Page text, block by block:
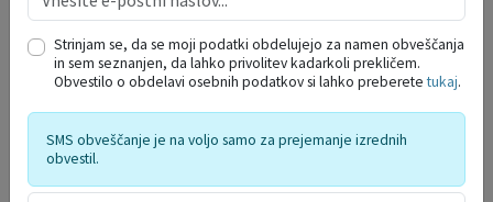
OKOLJE IN PROSTOR
SOCIALNE DEJAVNOSTI
Strinjam se, da se moji podatki obdelujejo za namen obveščanja
in sem seznanjen, da lahko privolitev kadarkoli prekličem.
Obvestilo o obdelavi osebnih podatkov si lahko preberetetukaj.
SMS obveščanje je na voljo samo za prejemanje izrednih
obvestil.